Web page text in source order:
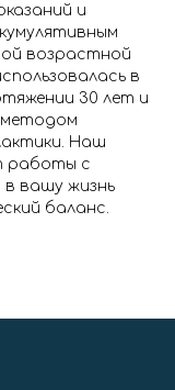
и
возрастной
в
30 лет и
методом
Наш
работы с
вашу жизнь
баланс.